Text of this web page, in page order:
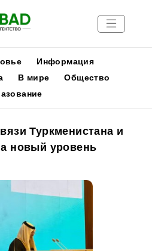
Информация
В мире
Общество
Туркменистана и
новый уровень